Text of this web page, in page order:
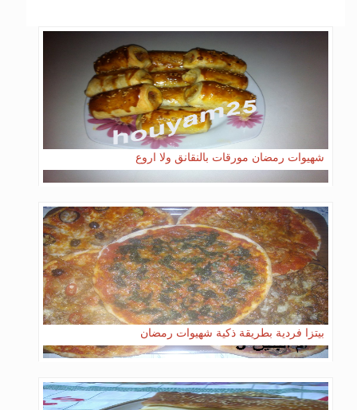
شهيوات رمضان مورقات بالنقانق ولا اروع
بيتزا فردية بطريقة ذكية شهيوات رمضان